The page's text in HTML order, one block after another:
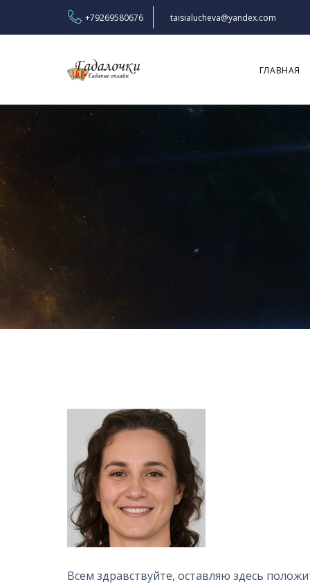
+79269580676 taisialucheva@yandex.com
ГЛАВНАЯ
Всем здравствуйте, оставляю здесь